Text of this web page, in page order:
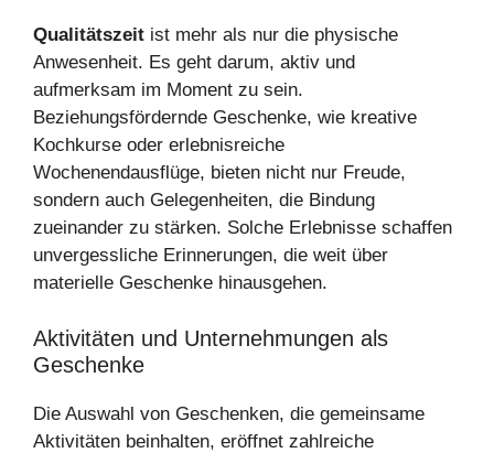
Qualitätszeit ist mehr als nur die physische
Anwesenheit. Es geht darum, aktiv und
aufmerksam im Moment zu sein.
Beziehungsfördernde Geschenke, wie kreative
Kochkurse oder erlebnisreiche
Wochenendausflüge, bieten nicht nur Freude,
sondern auch Gelegenheiten, die Bindung
zueinander zu stärken. Solche Erlebnisse schaffen
unvergessliche Erinnerungen, die weit über
materielle Geschenke hinausgehen.
Aktivitäten und Unternehmungen als
Geschenke
Die Auswahl von Geschenken, die gemeinsame
Aktivitäten beinhalten, eröffnet zahlreiche